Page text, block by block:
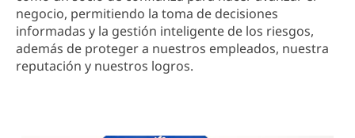
negocio, permitiendo la toma de decisiones
informadas y la gestión inteligente de los riesgos,
además de proteger a nuestros empleados, nuestra
reputación y nuestros logros.